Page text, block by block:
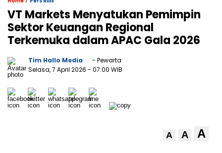
VT Markets Menyatukan Pemimpin
Sektor Keuangan Regional
Terkemuka dalam APAC Gala 2026
Tim Hallo Media
- Pewarta
Selasa, 7 April 2026 - 07:00 WIB
A A A